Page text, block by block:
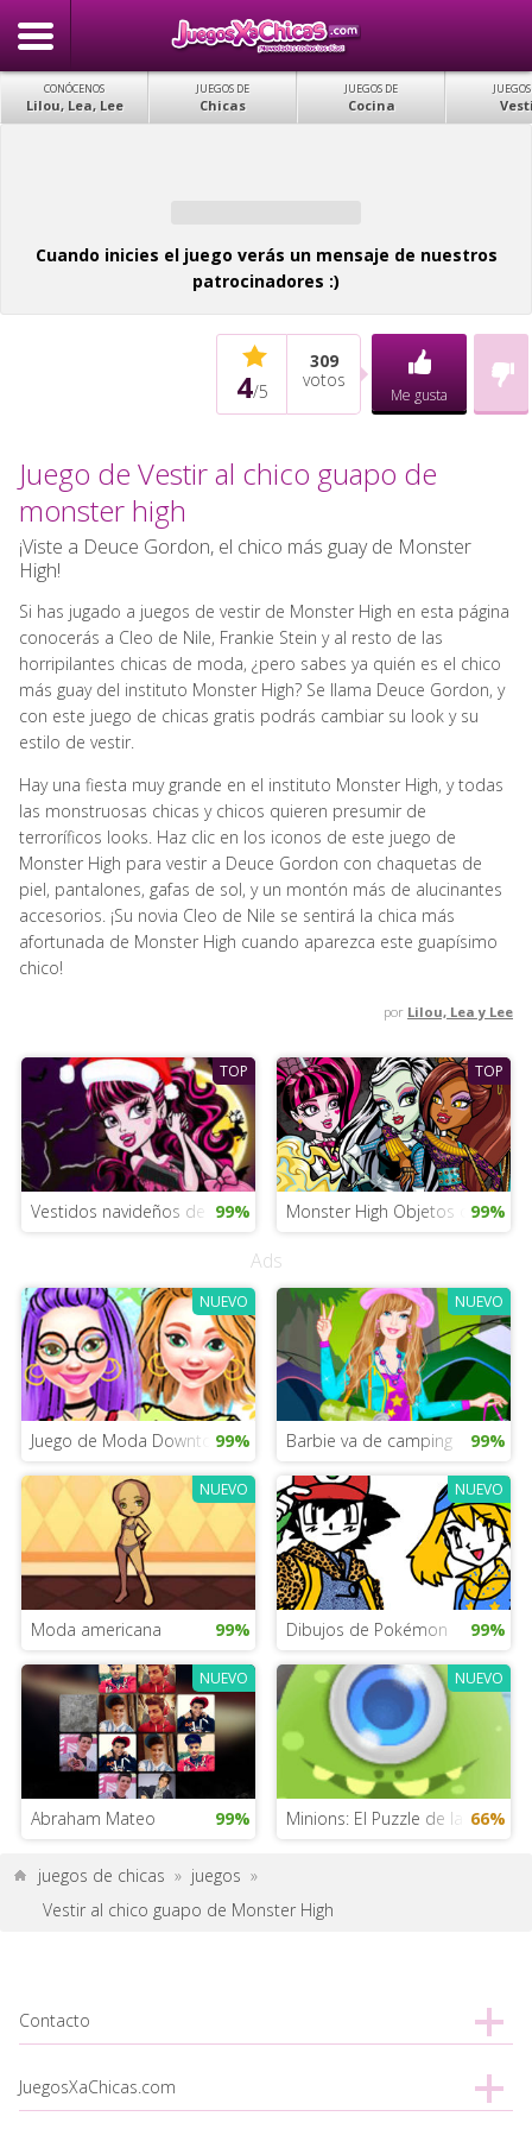
CONÓCENOS
Lilou, Lea, Lee
JUEGOS DE
Chicas
JUEGOS DE
Cocina
Cuando inicies el juego verás un mensaje de nuestros
patrocinadores :)
4/5
309
votos
Me gusta
Juego de Vestir al chico guapo de
monster high
¡Viste a Deuce Gordon, el chico más guay de Monster
High!
Si has jugado a juegos de vestir de Monster High en esta página
conocerás a Cleo de Nile, Frankie Stein y al resto de las
horripilantes chicas de moda, ¿pero sabes ya quién es el chico
más guay del instituto Monster High? Se llama Deuce Gordon, y
con este juego de chicas gratis podrás cambiar su look y su
estilo de vestir.
Hay una fiesta muy grande en el instituto Monster High, y todas
las monstruosas chicas y chicos quieren presumir de
terroríficos looks. Haz clic en los iconos de este juego de
Monster High para vestir a Deuce Gordon con chaquetas de
piel, pantalones, gafas de sol, y un montón más de alucinantes
accesorios. ¡Su novia Cleo de Nile se sentirá la chica más
afortunada de Monster High cuando aparezca este guapísimo
chico!
por Lilou, Lea y Lee
TOP
Vestidos navideños de Draculaura
99%
TOP
Monster High Objetos ocultos
99%
Ads
NUEVO
Juego de Moda Downtown Doodle
99%
NUEVO
Barbie va de camping 99%
NUEVO
Moda americana 99%
NUEVO
Dibujos de Pokémon 99%
NUEVO
Abraham Mateo 99%
NUEVO
Minions: El Puzzle de la 66%
juegos de chicas » juegos »
Vestir al chico guapo de Monster High
Contacto
JuegosXaChicas.com